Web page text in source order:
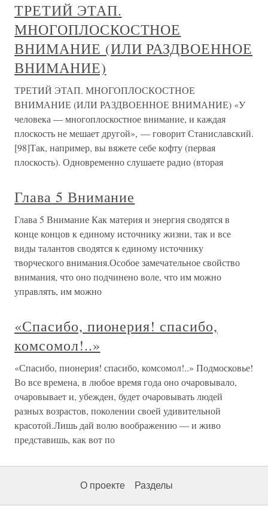
ТРЕТИЙ ЭТАП.
МНОГОПЛОСКОСТНОЕ
ВНИМАНИЕ (ИЛИ РАЗДВОЕННОЕ
ВНИМАНИЕ)
ТРЕТИЙ ЭТАП. МНОГОПЛОСКОСТНОЕ
ВНИМАНИЕ (ИЛИ РАЗДВОЕННОЕ ВНИМАНИЕ) «У
человека — многоплоскостное внимание, и каждая
плоскость не мешает другой», — говорит Станиславский.
[98]Так, например, вы вяжете себе кофту (первая
плоскость). Одновременно слушаете радио (вторая
Глава 5 Внимание
Глава 5 Внимание Как материя и энергия сводятся в
конце концов к единому источнику жизни, так и все
виды талантов сводятся к единому источнику
творческого внимания.Особое замечательное свойство
внимания, что оно подчинено воле, что им можно
управлять, им можно
«Спасибо, пионерия! спасибо,
комсомол!..»
«Спасибо, пионерия! спасибо, комсомол!..» Подмосковье!
Во все времена, в любое время года оно очаровывало,
очаровывает и, убежден, будет очаровывать людей
разных возрастов, поколении своей удивительной
красотой.Лишь дай волю воображению — и живо
представишь, как вот по
О проекте Разделы